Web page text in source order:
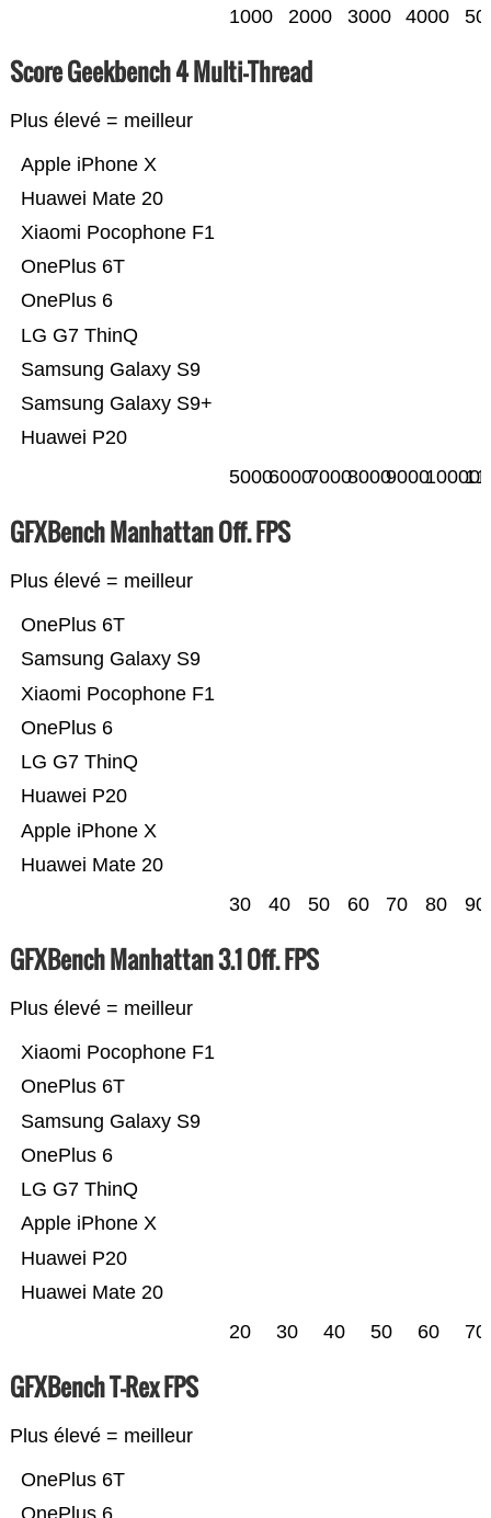
1000 2000 3000 4000
Score Geekbench 4 Multi-Thread
Plus élevé = meilleur
Huawei P20
Samsung Galaxy S9+
Samsung Galaxy S9
LG G7 ThinQ
OnePlus 6
OnePlus 6T
Xiaomi Pocophone F1
Huawei Mate 20
Apple iPhone X
5000600070008000900010000
GFXBench Manhattan Off. FPS
Plus élevé = meilleur
Huawei Mate 20
Apple iPhone X
Huawei P20
LG G7 ThinQ
OnePlus 6
Xiaomi Pocophone F1
Samsung Galaxy S9
OnePlus 6T
30 40 50 60 70 80 90
GFXBench Manhattan 3.1 Off. FPS
Plus élevé = meilleur
Huawei Mate 20
Huawei P20
Apple iPhone X
LG G7 ThinQ
OnePlus 6
Samsung Galaxy S9
OnePlus 6T
Xiaomi Pocophone F1
20 30 40 50 60 70
GFXBench T-Rex FPS
Plus élevé = meilleur
OnePlus 6T